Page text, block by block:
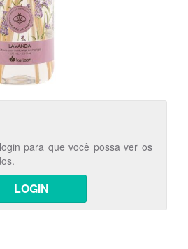
para que você possa ver os
LOGIN